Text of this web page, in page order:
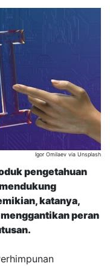
Igor Omilaev via Unsplash
pengetahuan
katanya,
peran